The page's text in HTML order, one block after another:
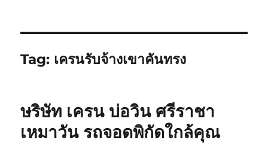
Tag: เครนรับจ้างเขาคันทรง
ษริษัท เครน บ่อวิน ศรีราชา
เหมาวัน รถจอดพิกัดใกล้คุณ